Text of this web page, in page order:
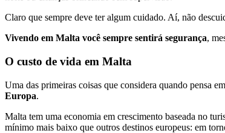
Claro que sempre deve ter algum cuidado. Aí, não
Vivendo em Malta você sempre sentirá segurança,
O custo de vida em Malta
Uma das primeiras coisas que considera quando pensa
Europa.
Malta tem uma economia em crescimento baseada no
mínimo mais baixo que outros destinos europeus: em